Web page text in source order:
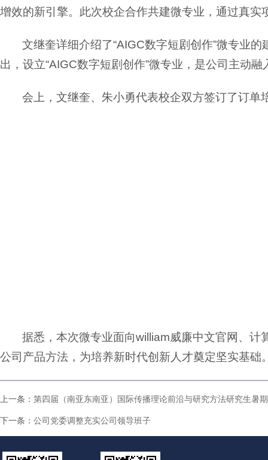
增效的新引擎。此次校企合作共建微专业，通过真
文继奎详细介绍了“AIGC数字短剧创作”微专业
出，设立“AIGC数字短剧创作”微专业，是公司主动
会上，文继奎、朱小勇代表校企双方签订了订单
据悉，本次微专业面向william威廉中文官网、
公司产品方法，为培养新时代创新人才奠定坚实基
上一条： 第四届（南亚东南亚）国际传播理论前沿与研究方法研究生暑
下一条： 公司党委调整充实公司领导班子